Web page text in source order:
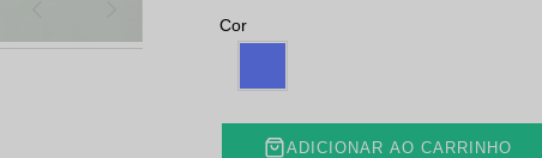
Cor
ADICIONAR AO CARRINHO